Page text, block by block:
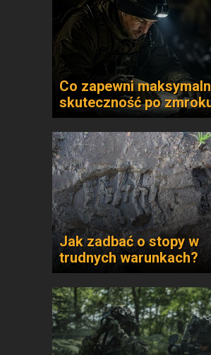
Co zapewni
skuteczność po
Jak zadbać o stopy w
trudnych warunkach?